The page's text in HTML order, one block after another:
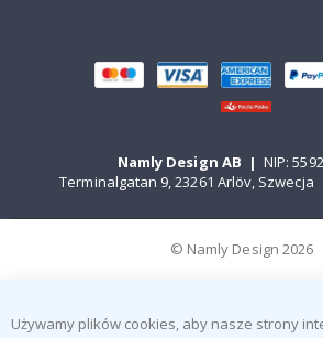
Namly Design AB | NIP:
Terminalgatan 9, 23261 Arlöv, Szwecja
© Namly Design 2026
Używamy plików cookies, aby nasze strony